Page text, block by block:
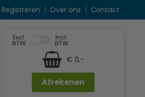
Registreren Over ons Contact
Excl.
BTW
Incl.
BTW
€ 0,-
Afrekenen